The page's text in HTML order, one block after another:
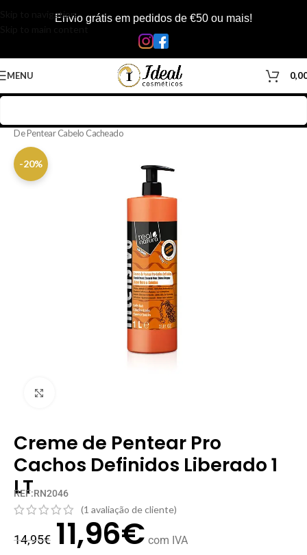
Skip to navigationEnvio grátis em pedidos de €50 ou mais!
MENU
De Pentear Cabelo Cacheado
-20%
Creme de Pentear Pro
Cachos Definidos Liberado 1
LT
REF:RN2046
(1 avaliação de cliente)
14,95€ 11,96€ com IVA